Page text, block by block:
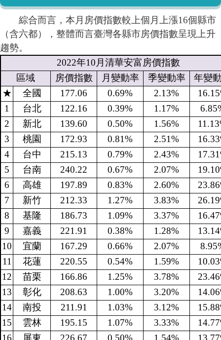
綜合而言，本月房價指數較上個月上漲16個縣市
（含六都），整體而言臺灣各縣市房價指數呈現上升
趨勢。
2022年10 月清華安富房價指數
區域
房價指數 月變動率 季變動率
年變
★
全國 177.06 0.69% 2.13%
1
台北 122.16 0.39% 1.17%
2
新北 139.60 0.50% 1.56%
3
桃園 172.93 0.81% 2.51%
4
台中 215.13 0.79% 2.43%
5
台南 240.22 0.67% 2.07%
6
高雄 197.89 0.83% 2.60%
7
新竹 212.33 1.27% 3.83%
8
基隆 186.73 1.09% 3.37%
9
嘉義 221.91 0.38% 1.28%
10
宜蘭 167.29 0.66% 2.07%
11
花蓮 220.55 0.54% 1.59%
12
苗栗 166.86 1.25% 3.78%
13
彰化 208.63 1.00% 3.20%
14
南投 211.91 1.03% 3.12%
15
雲林 195.15 1.07% 3.33%
16
屏東 226.67 0.50% 1.54%